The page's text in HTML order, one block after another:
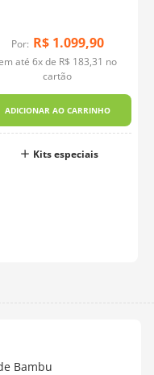
Por: R$ 1.099,90
até 6x de R$ 183,31 no
cartão
ADICIONAR AO CARRINHO
Kits especiais
Bambu